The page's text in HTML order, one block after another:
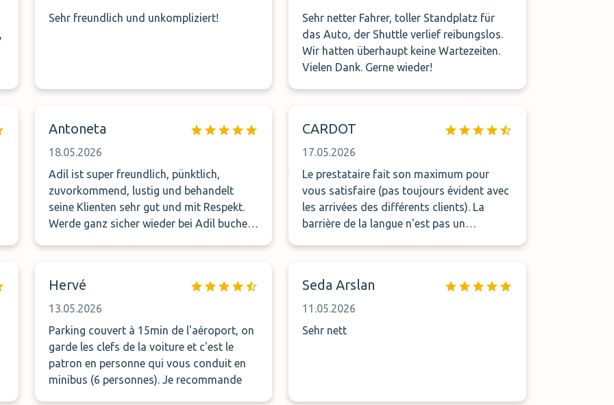
den Flughafen gefahren und haben dort
unser Fahrzeug geparkt. Bisher haben wir
weder auf unsere WhatsApp Anfragen
noch per Mail eine Erklärung oder
irgendeine Rückmeldung erhalten. Das
entrichtete Entgelt habe ich bisher auch
Mehraufwendungen für das Parken im
auf uns nehmen müssen. Ich warte nun
weiter auf eine Rückmeldung zu unserem
Fall…….
Sehr freundlich und unkompliziert!
Sehr netter Fahrer, toller Standplatz für
das Auto, der Shuttle verlief reibungslos.
Wir hatten überhaupt keine Wartezeiten.
Vielen Dank. Gerne wieder!
Antoneta
18.05.2026
Adil ist super freundlich, pünktlich,
zuvorkommend, lustig und behandelt
seine Klienten sehr gut und mit Respekt.
Werde ganz sicher wieder bei Adil buchen.
CARDOT
17.05.2026
Le prestataire fait son maximum pour
vous satisfaire (pas toujours évident avec
les arrivées des différents clients). La
barrière de la langue n'est pas un
Hervé
13.05.2026
Parking couvert à 15min de l'aéroport, on
garde les clefs de la voiture et c'est le
patron en personne qui vous conduit en
minibus (6 personnes). Je recommande
Seda Arslan
11.05.2026
Sehr nett